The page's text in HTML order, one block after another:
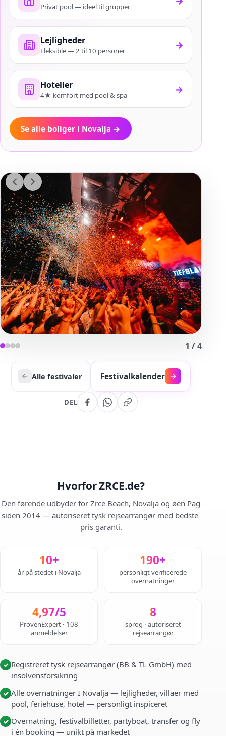
Privat pool — ideel til grupper
Lejligheder
Fleksible — 2 til 10 personer →
Hoteller
4★ komfort med pool & spa →
Se alle boliger i Novalja →
1 /4
Alle festivaler Festivalkalender
DEL
Hvorfor ZRCE.de?
Den førende udbyder for Zrce Beach, Novalja og øen Pag
siden 2014 — autoriseret tysk rejsearrangør med bedste-
pris garanti.
10+
år på stedet i Novalja
190+
personligt verificerede
overnatninger
4,97/5
ProvenExpert · 108
anmeldelser
8
sprog · autoriseret
rejsearrangør
✓ Registreret tysk rejsearrangør (BB & TL GmbH) med
insolvensforsikring
✓ Alle overnatninger I Novalja — lejligheder, villaer med
pool, feriehuse, hotel — personligt inspiceret
✓ Overnatning, festivalbilletter, partyboat, transfer og fly
i én booking — unikt på markedet